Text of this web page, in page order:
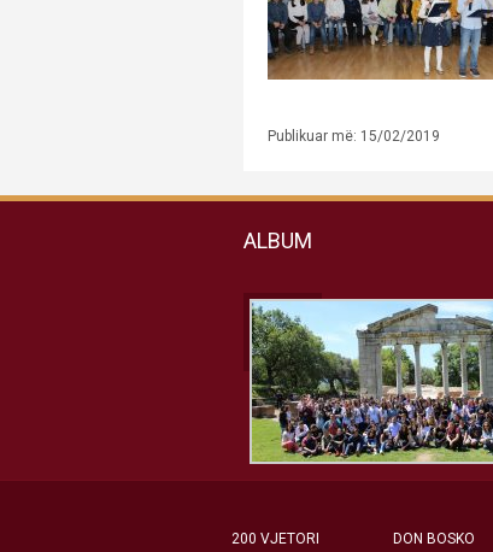
Publikuar më: 15/02/2019
ALBUM
200 VJETORI DON BOSKO